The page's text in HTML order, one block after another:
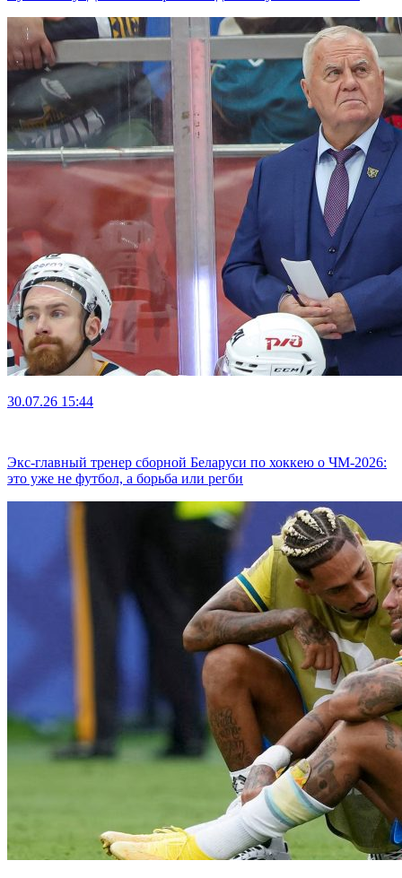
30.07.26 15:44
Экс-главный тренер сборной Беларуси по хоккею о ЧМ-2026:
это уже не футбол, а борьба или регби